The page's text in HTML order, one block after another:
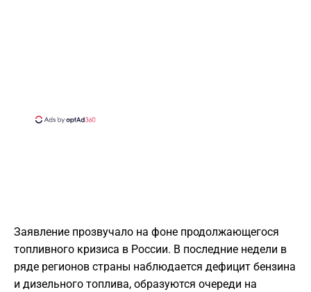
Заявление прозвучало на фоне продолжающегося
топливного кризиса в России. В последние недели в
ряде регионов страны наблюдается дефицит бензина
и дизельного топлива, образуются очереди на